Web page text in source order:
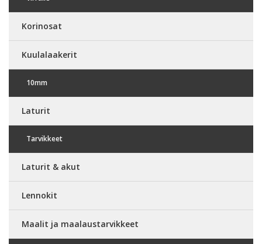
Korinosat
Kuulalaakerit
10mm
Laturit
Tarvikkeet
Laturit & akut
Lennokit
Maalit ja maalaustarvikkeet